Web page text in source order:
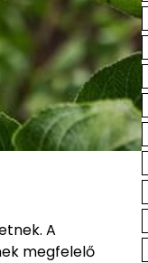
A
megfelelő